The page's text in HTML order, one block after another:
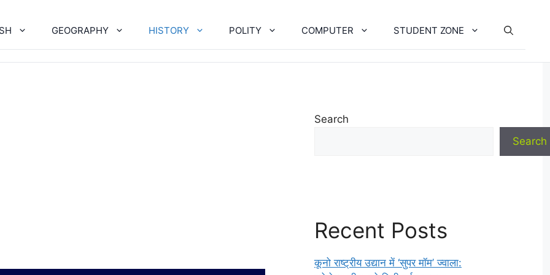
GEOGRAPHY HISTORY POLITY COMPUTER STUDENT ZONE
Search
Search
Recent Posts
कूनो राष्ट्रीय उद्यान में ‘सुपर मॉम’ ज्वाला: